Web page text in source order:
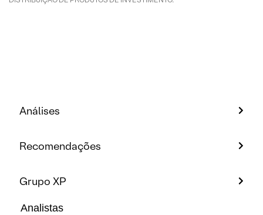
Análises
Recomendações
Grupo XP
Analistas